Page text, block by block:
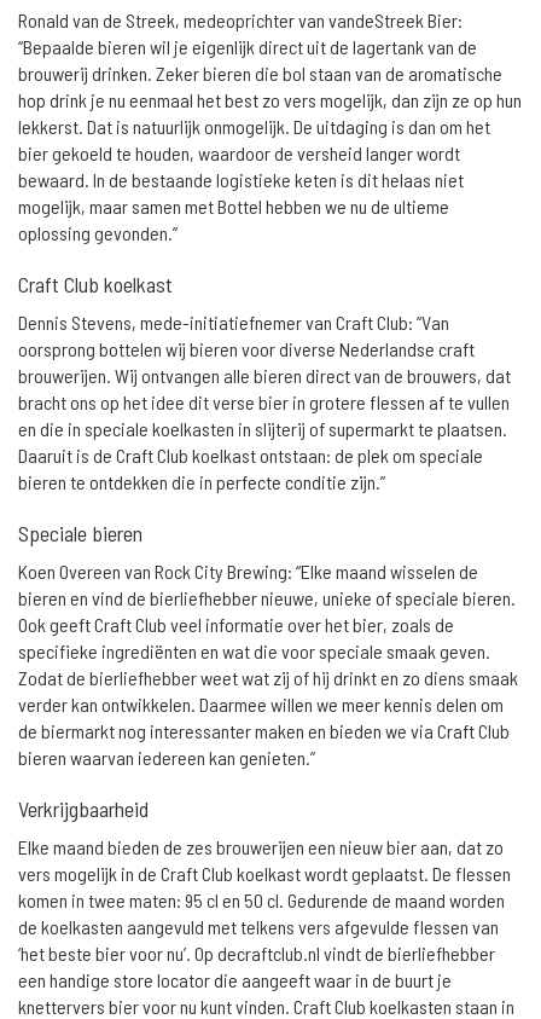
Ronald van de Streek, medeoprichter van vandeStreek Bier:
“Bepaalde bieren wil je eigenlijk direct uit de lagertank van de
brouwerij drinken. Zeker bieren die bol staan van de aromatische
hop drink je nu eenmaal het best zo vers mogelijk, dan zijn ze op hun
lekkerst. Dat is natuurlijk onmogelijk. De uitdaging is dan om het
bier gekoeld te houden, waardoor de versheid langer wordt
bewaard. In de bestaande logistieke keten is dit helaas niet
mogelijk, maar samen met Bottel hebben we nu de ultieme
oplossing gevonden.”
Craft Club koelkast
Dennis Stevens, mede-initiatiefnemer van Craft Club: “Van
oorsprong bottelen wij bieren voor diverse Nederlandse craft
brouwerijen. Wij ontvangen alle bieren direct van de brouwers, dat
bracht ons op het idee dit verse bier in grotere flessen af te vullen
en die in speciale koelkasten in slijterij of supermarkt te plaatsen.
Daaruit is de Craft Club koelkast ontstaan: de plek om speciale
bieren te ontdekken die in perfecte conditie zijn.”
Speciale bieren
Koen Overeen van Rock City Brewing: “Elke maand wisselen de
bieren en vind de bierliefhebber nieuwe, unieke of speciale bieren.
Ook geeft Craft Club veel informatie over het bier, zoals de
specifieke ingrediënten en wat die voor speciale smaak geven.
Zodat de bierliefhebber weet wat zij of hij drinkt en zo diens smaak
verder kan ontwikkelen. Daarmee willen we meer kennis delen om
de biermarkt nog interessanter maken en bieden we via Craft Club
bieren waarvan iedereen kan genieten.”
Verkrijgbaarheid
Elke maand bieden de zes brouwerijen een nieuw bier aan, dat zo
vers mogelijk in de Craft Club koelkast wordt geplaatst. De flessen
komen in twee maten: 95 cl en 50 cl. Gedurende de maand worden
de koelkasten aangevuld met telkens vers afgevulde flessen van
‘het beste bier voor nu’. Op decraftclub.nl vindt de bierliefhebber
een handige store locator die aangeeft waar in de buurt je
knettervers bier voor nu kunt vinden. Craft Club koelkasten staan in